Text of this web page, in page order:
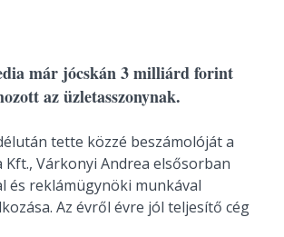
már jócskán 3 milliárd forint
az üzletasszonynak.
tette közzé beszámolóját a
Várkonyi Andrea elsősorban
és reklámügynöki munkával
Az évről évre jól teljesítő cég